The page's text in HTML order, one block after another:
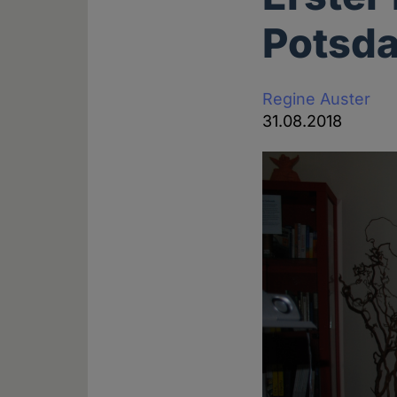
Regine Auster
31.08.2018